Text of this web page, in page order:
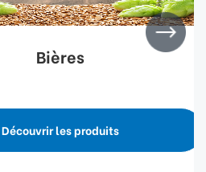
Bières
Découvrir les produits